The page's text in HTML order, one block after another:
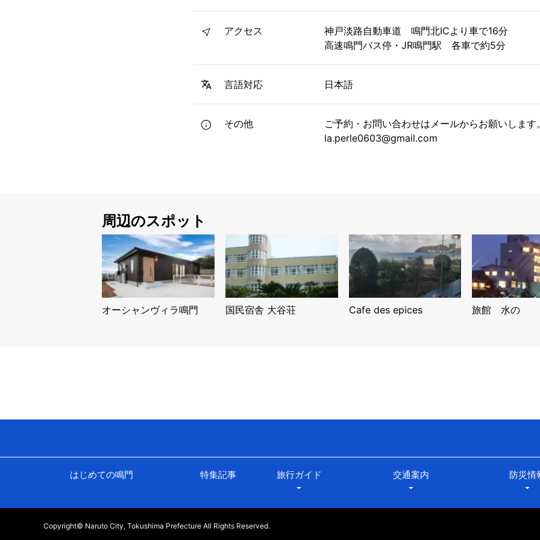
アクセス
神戸淡路自動車道 鳴門北ICより車で16分
高速鳴門バス停・JR鳴門駅 各車で約5分
言語対応 日本語
その他
ご予約・お問い合わせはメールからお願いします
la.perle0603@gmail.com
周辺のスポット
オーシャンヴィラ鳴門 国民宿舎 大谷荘 Cafe des epices 旅館 水の
はじめての鳴門 特集記事 旅行ガイド
arrow_drop_down
交通案内
arrow_drop_down
防災情
arrow_drop_down
Copyright© Naruto City, Tokushima Prefecture All Rights Reserved.